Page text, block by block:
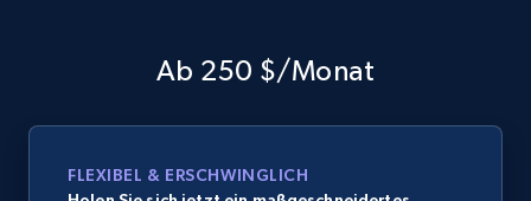
Ab 250 $/Monat
FLEXIBEL & ERSCHWINGLICH